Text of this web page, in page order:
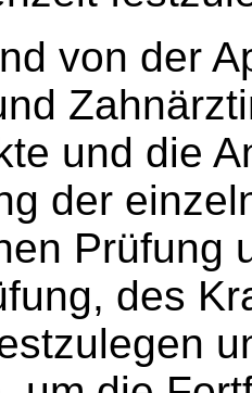
von der
und die
der
Prüfung
des